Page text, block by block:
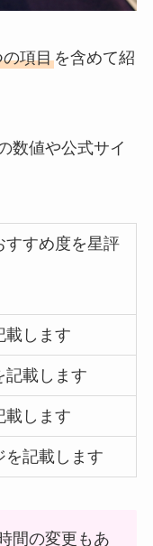
の項目を含めて紹
数値や公式サイ
すすめ度を星評
載します
記載します
載します
を記載します
間の変更もあ